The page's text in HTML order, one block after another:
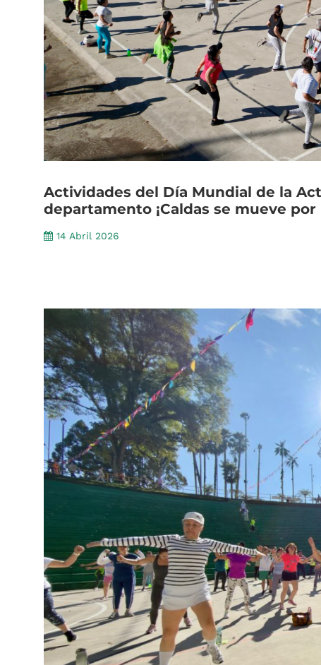
Actividades del Día Mundial de la
departamento ¡Caldas se mueve por
14 Abril 2026